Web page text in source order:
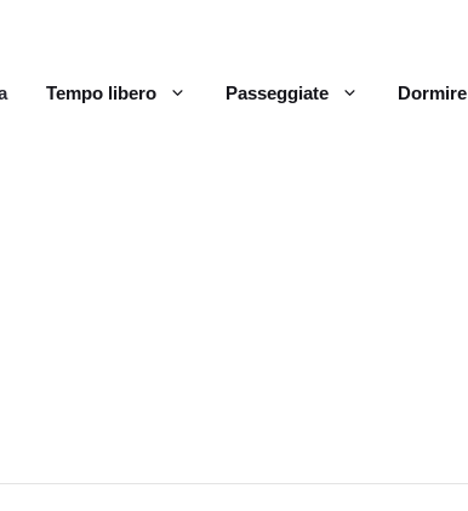
Tempo libero Passeggiate Dormire